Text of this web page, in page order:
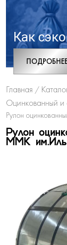
Как
Главная /
Оцинкованный
Рулон
Рулон
ММК